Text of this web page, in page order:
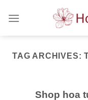
TAG ARCHIVES:
Shop hoa